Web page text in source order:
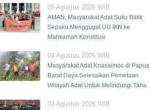
05 Agustus 2026 WIB
AMAN, Masyarakat Adat Suku Balik
Sepaku Menggugat UU IKN ke
Mahkamah Konstitusi
04 Agustus 2026 WIB
Masyarakat Adat Knasaimos di Papua
Barat Daya Selesaikan Pemetaan
Wilayah Adat Untuk Melindungi Tana
03 Agustus 2026 WIB